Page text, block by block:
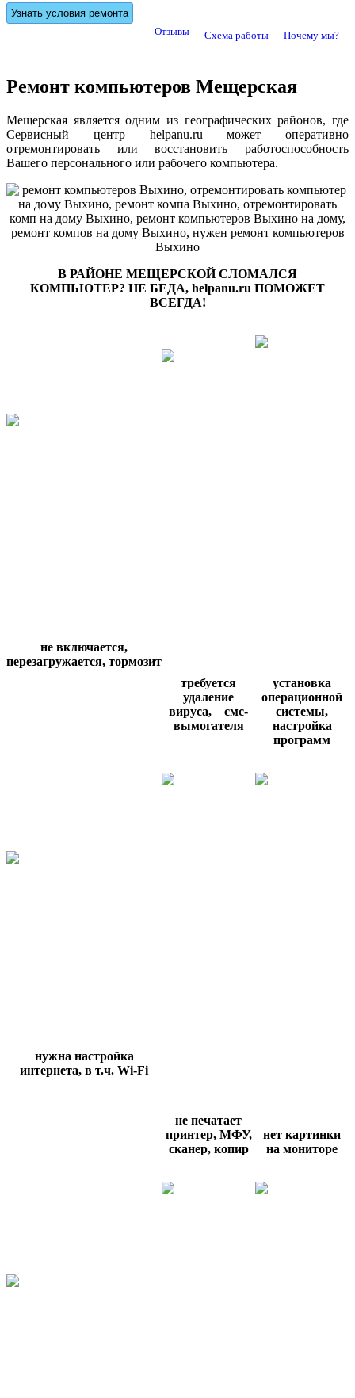
Отзывы Почему мы?
Схема работы
Ремонт компьютеров Мещерская
Мещерская является одним из географических районов, где
Сервисный центр helpanu.ru может оперативно
отремонтировать или восстановить работоспособность
Вашего персонального или рабочего компьютера.
В РАЙОНЕ МЕЩЕРСКОЙ СЛОМАЛСЯ
КОМПЬЮТЕР? НЕ БЕДА, helpanu.ru ПОМОЖЕТ
ВСЕГДА!
не включается,
перезагружается, тормозит
требуется
удаление
вируса, смс-
вымогателя
установка
операционной
системы,
настройка
программ
нужна настройка
интернета, в т.ч. Wi-Fi
не печатает
принтер, МФУ,
сканер, копир
нет картинки
на мониторе